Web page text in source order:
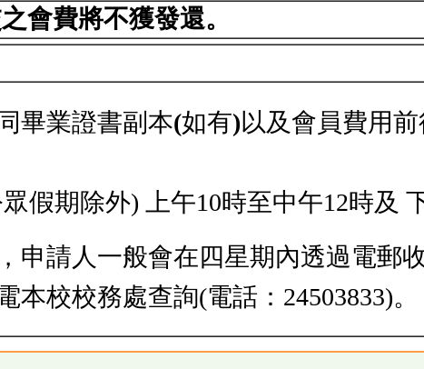
會費將不獲發還。
畢業證書副本(如有)以及會員費用
假期除外) 上午10時至中午12時及
申請人一般會在四星期內透過電郵
校校務處查詢(電話：24503833)。